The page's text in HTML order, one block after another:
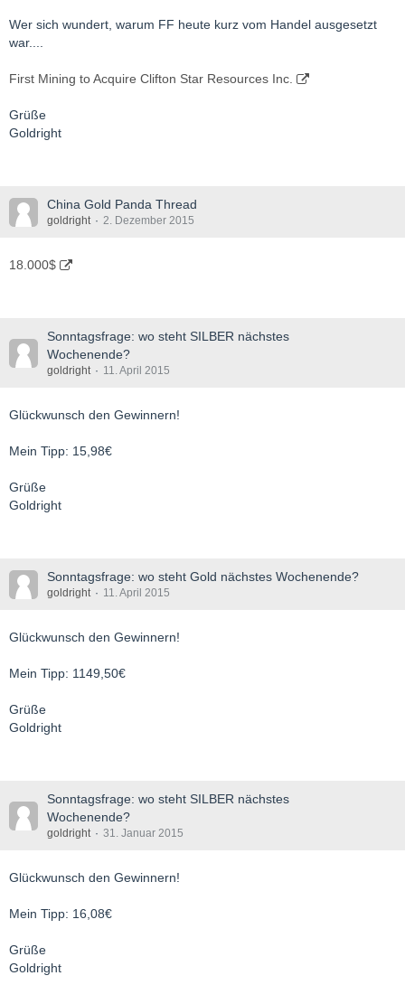
Wer sich wundert, warum FF heute kurz vom Handel ausgesetzt
war....
First Mining to Acquire Clifton Star Resources Inc.
Grüße
Goldright
China Gold Panda Thread
goldright 2. Dezember 2015
18.000$
Sonntagsfrage: wo steht SILBER nächstes
Wochenende?
goldright 11. April 2015
Glückwunsch den Gewinnern!
Mein Tipp: 15,98€
Grüße
Goldright
Sonntagsfrage: wo steht Gold nächstes Wochenende?
goldright 11. April 2015
Glückwunsch den Gewinnern!
Mein Tipp: 1149,50€
Grüße
Goldright
Sonntagsfrage: wo steht SILBER nächstes
Wochenende?
goldright 31. Januar 2015
Glückwunsch den Gewinnern!
Mein Tipp: 16,08€
Grüße
Goldright